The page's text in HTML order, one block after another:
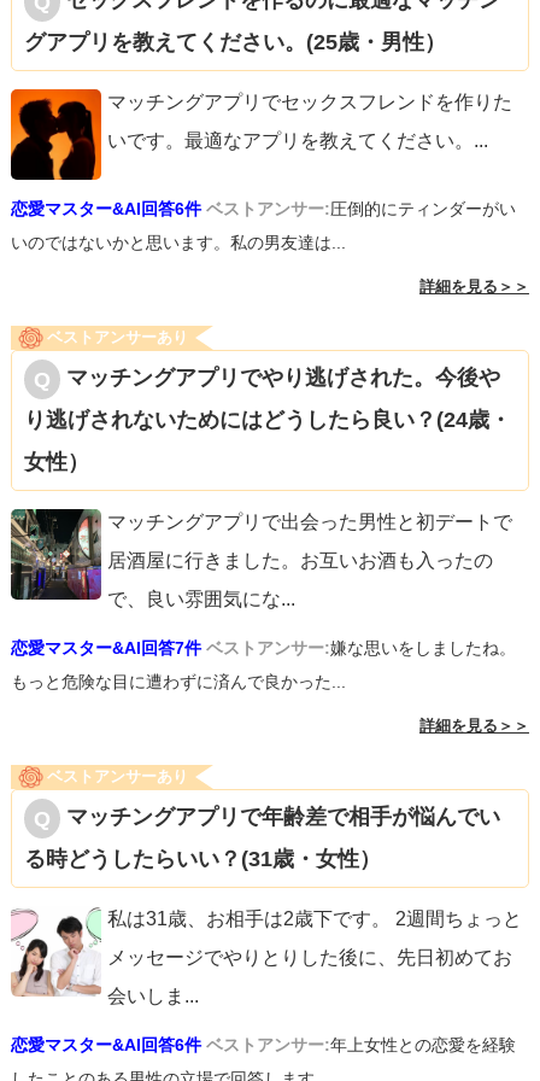
グアプリを教えてください。(25歳・男性）
マッチングアプリでセックスフレンドを作りた
いです。最適なアプリを教えてください。 ...
恋愛マスター&AI回答6件 ベストアンサー:圧倒的にティンダーがい
いのではないかと思います。私の男友達は...
詳細を見る＞＞
ベストアンサーあり
マッチングアプリでやり逃げされた。今後や
り逃げされないためにはどうしたら良い？(24歳・
女性）
マッチングアプリで出会った男性と初デートで
居酒屋に行きました。お互いお酒も入ったの
で、良い雰囲気にな...
恋愛マスター&AI回答7件 ベストアンサー:嫌な思いをしましたね。
もっと危険な目に遭わずに済んで良かった...
詳細を見る＞＞
ベストアンサーあり
マッチングアプリで年齢差で相手が悩んでい
る時どうしたらいい？(31歳・女性）
私は31歳、お相手は2歳下です。 2週間ちょっと
メッセージでやりとりした後に、先日初めてお
会いしま ...
恋愛マスター&AI回答6件 ベストアンサー:年上女性との恋愛を経験